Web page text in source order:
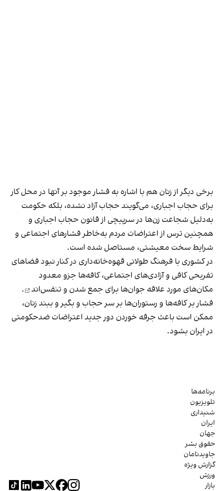
برخی دیگر از زنان هم با اشاره به فشار موجود بر آنها در محل کار
برای حجاب اجباری، می‌گویند حجاب آزاد نشده، بلکه حکومت
به‌دلیل شجاعت زن‌ها در سرپیچی از قانون حجاب اجباری و
همچنین ترس از اعتراضات مردم به‌خاطر فشارهای اجتماعی و
شرایط سخت معیشتی، مستاصل شده است.
در کشوری با فرهنگ طولانی قهوه‌‌خانه‌داری در کنار نبود فضاهای
تفریحی کافی و آزادی‌های اجتماعی، کافه‌ها جزو معدود
مکان‌های مورد علاقه جوان‌ها برای جمع شدن و تنفس‌اند
.
فشار بر کافه‌ها و رستوران‌ها بر سر حجاب و بگیر و ببند زنان،
ممکن است باعث جرقه خوردن دور جدید اعتراضات ضدحکومتی
در ایران بشود.
برنامه‌ها
تلویزیون
شنیداری
ایران
جهان
حقوق بشر
جاویدنامان
گزارش ویژه
ورزش
بازار